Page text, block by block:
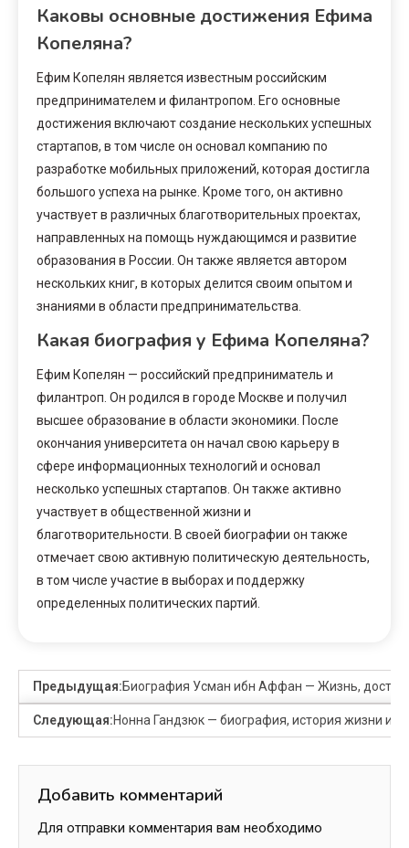
Каковы основные достижения Ефима
Копеляна?
Ефим Копелян является известным российским
предпринимателем и филантропом. Его основные
достижения включают создание нескольких успешных
стартапов, в том числе он основал компанию по
разработке мобильных приложений, которая достигла
большого успеха на рынке. Кроме того, он активно
участвует в различных благотворительных проектах,
направленных на помощь нуждающимся и развитие
образования в России. Он также является автором
нескольких книг, в которых делится своим опытом и
знаниями в области предпринимательства.
Какая биография у Ефима Копеляна?
Ефим Копелян — российский предприниматель и
филантроп. Он родился в городе Москве и получил
высшее образование в области экономики. После
окончания университета он начал свою карьеру в
сфере информационных технологий и основал
несколько успешных стартапов. Он также активно
участвует в общественной жизни и
благотворительности. В своей биографии он также
отмечает свою активную политическую деятельность,
в том числе участие в выборах и поддержку
определенных политических партий.
Предыдущая:Биография Усман ибн Аффан — Жизнь,
Следующая:Нонна Гандзюк — биография, история жизни и
Добавить комментарий
Для отправки комментария вам необходимо